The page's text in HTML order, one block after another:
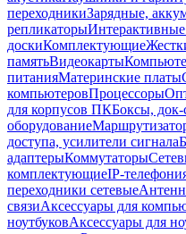
переходникиЗарядные,
репликаторы
доскиКомплектующие
памятьВидеокарты
питанияМатеринские платы
компьютеровПроцессоры
для корпусов ПКБоксы, док-
оборудование
доступа, усилители сигнала
адаптерыКоммутаторы
комплектующиеIP-
переходники сетевые
связиАксессуары для
ноутбуковАксессуары для